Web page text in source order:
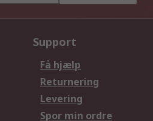
Support
Få hjælp
Returnering
Levering
Spor min ordre